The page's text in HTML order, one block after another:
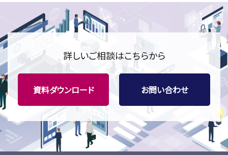
詳しいご相談はこちらから
資料ダウンロード お問い合わせ